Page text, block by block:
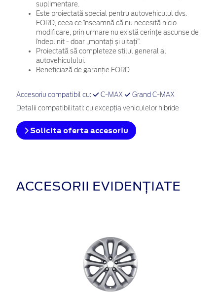
suplimentare.
Este proiectată special pentru autovehiculul dvs.
FORD, ceea ce înseamnă că nu necesită nicio
modificare, prin urmare nu există cerințe ascunse de
îndeplinit - doar „montați și uitați”.
Proiectată să completeze stilul general al
autovehiculului.
Beneficiază de garanție FORD
Accesoriu compatibil cu: C-MAX Grand C-MAX
Detalii compatibilitati: cu excepţia vehiculelor hibride
Solicita oferta accesoriu
ACCESORII EVIDENȚIATE